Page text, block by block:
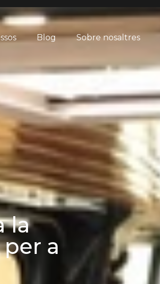
Blog Sobre nosaltres
la
a